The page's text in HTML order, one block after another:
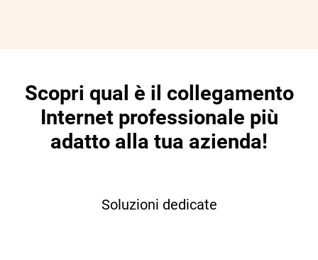
Scopri qual è il collegamento
Internet professionale più
adatto alla tua azienda!
Soluzioni dedicate